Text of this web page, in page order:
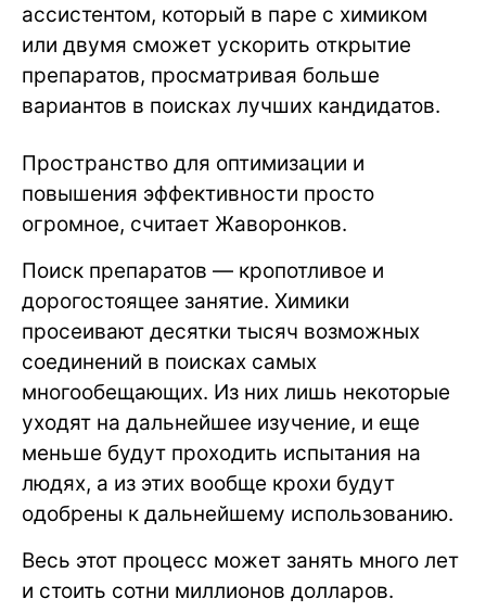
ассистентом, который в паре с химиком
или двумя сможет ускорить открытие
препаратов, просматривая больше
вариантов в поисках лучших кандидатов.
Пространство для оптимизации и
повышения эффективности просто
огромное, считает Жаворонков.
Поиск препаратов — кропотливое и
дорогостоящее занятие. Химики
просеивают десятки тысяч возможных
соединений в поисках самых
многообещающих. Из них лишь некоторые
уходят на дальнейшее изучение, и еще
меньше будут проходить испытания на
людях, а из этих вообще крохи будут
одобрены к дальнейшему использованию.
Весь этот процесс может занять много лет
и стоить сотни миллионов долларов.